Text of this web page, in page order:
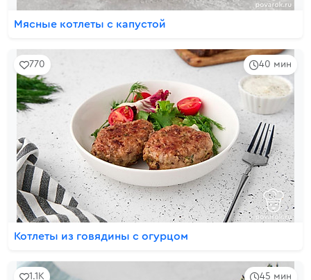
Мясные котлеты с капустой
40 мин
770
Котлеты из говядины с огурцом
45 мин
1.1K